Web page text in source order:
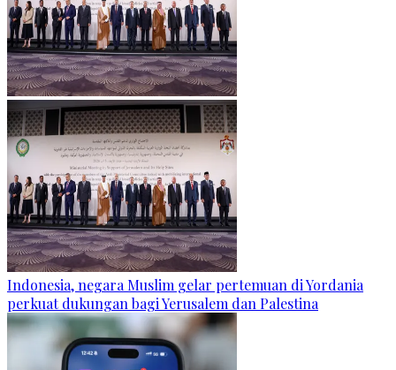
Indonesia, negara Muslim gelar pertemuan di Yordania
perkuat dukungan bagi Yerusalem dan Palestina